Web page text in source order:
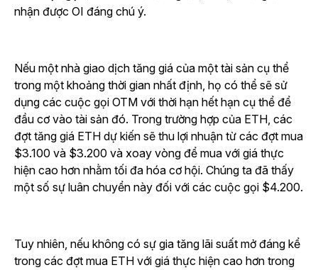
nhận được OI đáng chú ý.
Nếu một nhà giao dịch tăng giá của một tài sản cụ thể
trong một khoảng thời gian nhất định, họ có thể sẽ sử
dụng các cuộc gọi OTM với thời hạn hết hạn cụ thể để
đầu cơ vào tài sản đó. Trong trường hợp của ETH, các
đợt tăng giá ETH dự kiến sẽ thu lợi nhuận từ các đợt mua
$3.100 và $3.200 và xoay vòng để mua với giá thực
hiện cao hơn nhằm tối đa hóa cơ hội. Chúng ta đã thấy
một số sự luân chuyển này đối với các cuộc gọi $4.200.
Tuy nhiên, nếu không có sự gia tăng lãi suất mở đáng kể
trong các đợt mua ETH với giá thực hiện cao hơn trong